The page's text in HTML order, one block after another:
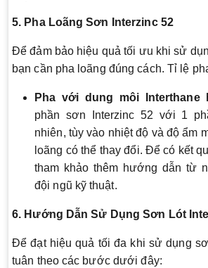
5. Pha Loãng Sơn Interzinc 52
Để đảm bảo hiệu quả tối ưu khi sử
bạn cần pha loãng đúng cách. Tỉ lệ
Pha với dung môi Interthane
phần sơn Interzinc 52 với 1
nhiên, tùy vào nhiệt độ và độ ẩm
loãng có thể thay đổi. Để có kết
tham khảo thêm hướng dẫn từ
đội ngũ kỹ thuật.
6. Hướng Dẫn Sử Dụng Sơn Lót
Để đạt hiệu quả tối đa khi sử dụng
tuân theo các bước dưới đây: